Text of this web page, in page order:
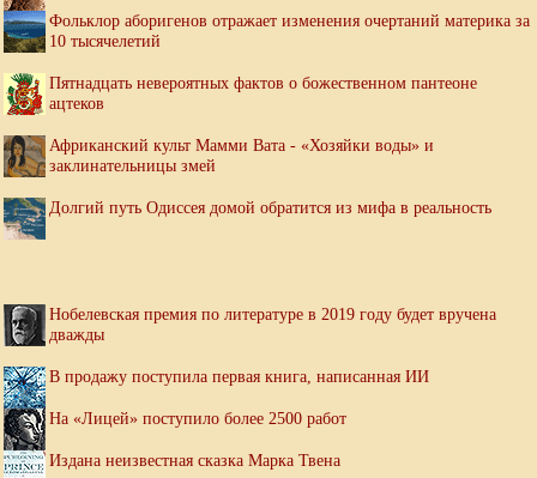
Фольклор аборигенов отражает изменения очертаний материка за
10 тысячелетий
Пятнадцать невероятных фактов о божественном пантеоне
ацтеков
Африканский культ Мамми Вата - «Хозяйки воды» и
заклинательницы змей
Долгий путь Одиссея домой обратится из мифа в реальность
Нобелевская премия по литературе в 2019 году будет вручена
дважды
В продажу поступила первая книга, написанная ИИ
На «Лицей» поступило более 2500 работ
Издана неизвестная сказка Марка Твена